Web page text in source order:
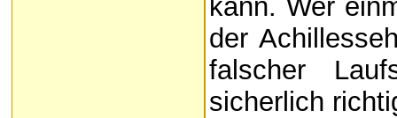
kann. Wer
der
falscher
sicherlich